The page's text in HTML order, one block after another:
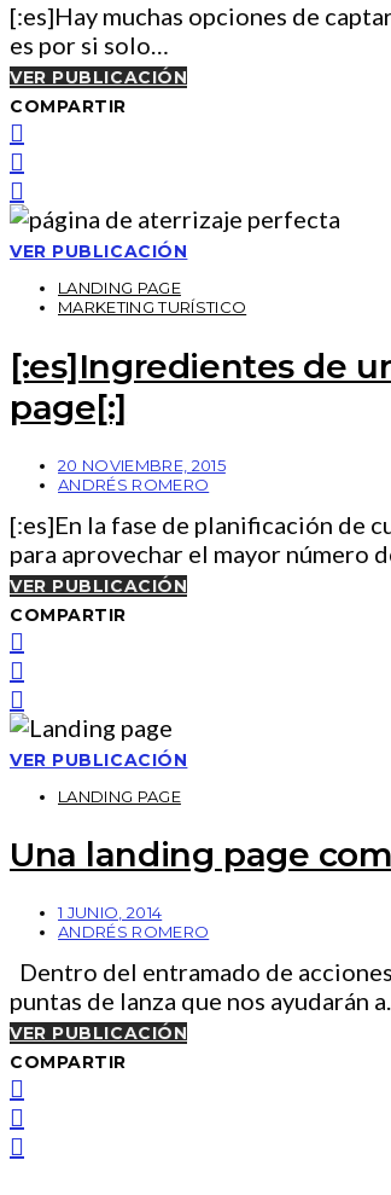
[:es]Hay muchas opciones de
es por si solo…
VER PUBLICACIÓN
COMPARTIR
VER PUBLICACIÓN
LANDING PAGE
MARKETING TURÍSTICO
[:es]Ingredientes de
page[:]
20 NOVIEMBRE, 2015
ANDRÉS ROMERO
[:es]En la fase de planificación de
para aprovechar el mayor número
VER PUBLICACIÓN
COMPARTIR
VER PUBLICACIÓN
LANDING PAGE
Una landing page
1 JUNIO, 2014
ANDRÉS ROMERO
Dentro del entramado de
puntas de lanza que nos ayudarán
VER PUBLICACIÓN
COMPARTIR